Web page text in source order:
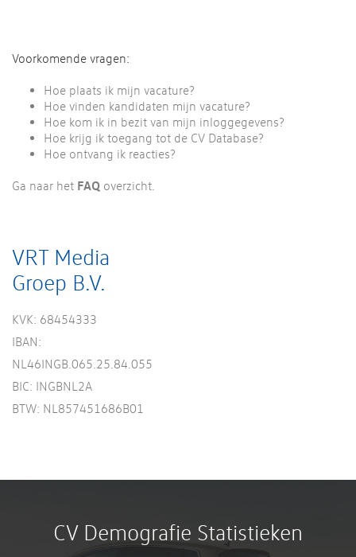
Voorkomende vragen:
Hoe plaats ik mijn vacature?
Hoe vinden kandidaten mijn vacature?
Hoe kom ik in bezit van mijn inloggegevens?
Hoe krijg ik toegang tot de CV Database?
Hoe ontvang ik reacties?
Ga naar het FAQ overzicht.
VRT Media
Groep B.V.
KVK: 68454333
IBAN:
NL46INGB.065.25.84.055
BIC: INGBNL2A
BTW: NL857451686B01
CV Demografie Statistieken